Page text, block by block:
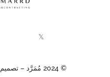
© 2024 مُمَرَّد – تصميم